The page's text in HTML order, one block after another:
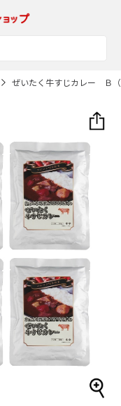
ぜいたく牛すじカレー Ｂ